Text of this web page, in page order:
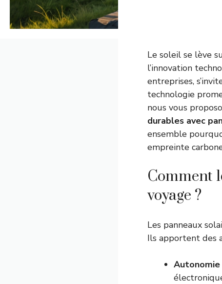
Le soleil se lève
l’innovation
entreprises,
technologie
nous vous
durables avec
ensemble
empreinte
Comment
voyage ?
Les panneaux
Ils apportent des